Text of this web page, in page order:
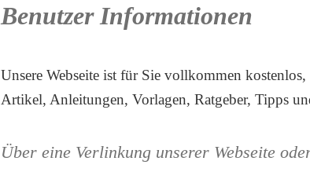
Benutzer Informationen
Unsere Webseite ist für Sie vollkommen
Artikel, Anleitungen, Vorlagen, Ratgeber, Tipps
Über eine Verlinkung unserer Webseite